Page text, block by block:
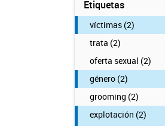
Etiquetas
víctimas (2)
trata (2)
oferta sexual (2)
género (2)
grooming (2)
explotación (2)